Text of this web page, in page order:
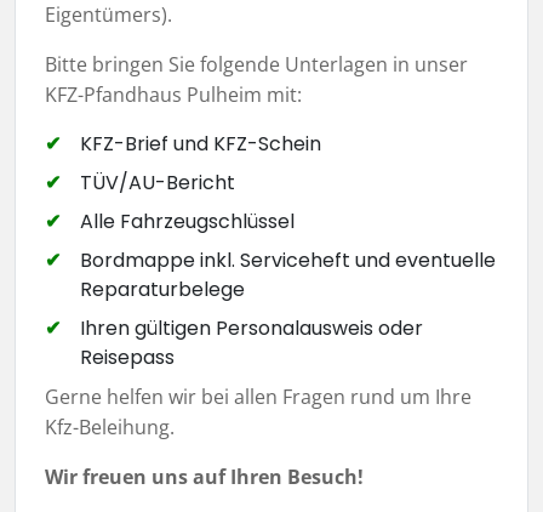
Eigentümers).
Bitte bringen Sie folgende Unterlagen in unser
KFZ-Pfandhaus Pulheim mit:
KFZ-Brief und KFZ-Schein
TÜV/AU-Bericht
Alle Fahrzeugschlüssel
Bordmappe inkl. Serviceheft und eventuelle
Reparaturbelege
Ihren gültigen Personalausweis oder
Reisepass
Gerne helfen wir bei allen Fragen rund um Ihre
Kfz-Beleihung.
Wir freuen uns auf Ihren Besuch!